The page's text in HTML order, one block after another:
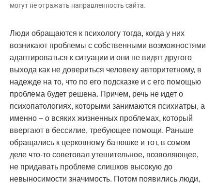
могут не отражать направленность сайта.
Люди обращаются к психологу тогда, когда у них
возникают проблемы с собственными возможностями
адаптироваться к ситуации и они не видят другого
выхода как не довериться человеку авторитетному, в
надежде на то, что по его подсказке и с его помощью
проблема будет решена. Причем, речь не идет о
психопатологиях, которыми занимаются психиатры, а
именно – о всяких жизненных проблемах, который
ввергают в бессилие, требующее помощи. Раньше
обращались к церковному батюшке и тот, в сомом
деле что-то советовал утешительное, позволяющее,
не придавать проблеме слишков высокую до
невыносимости значимость. Потом появились люди,